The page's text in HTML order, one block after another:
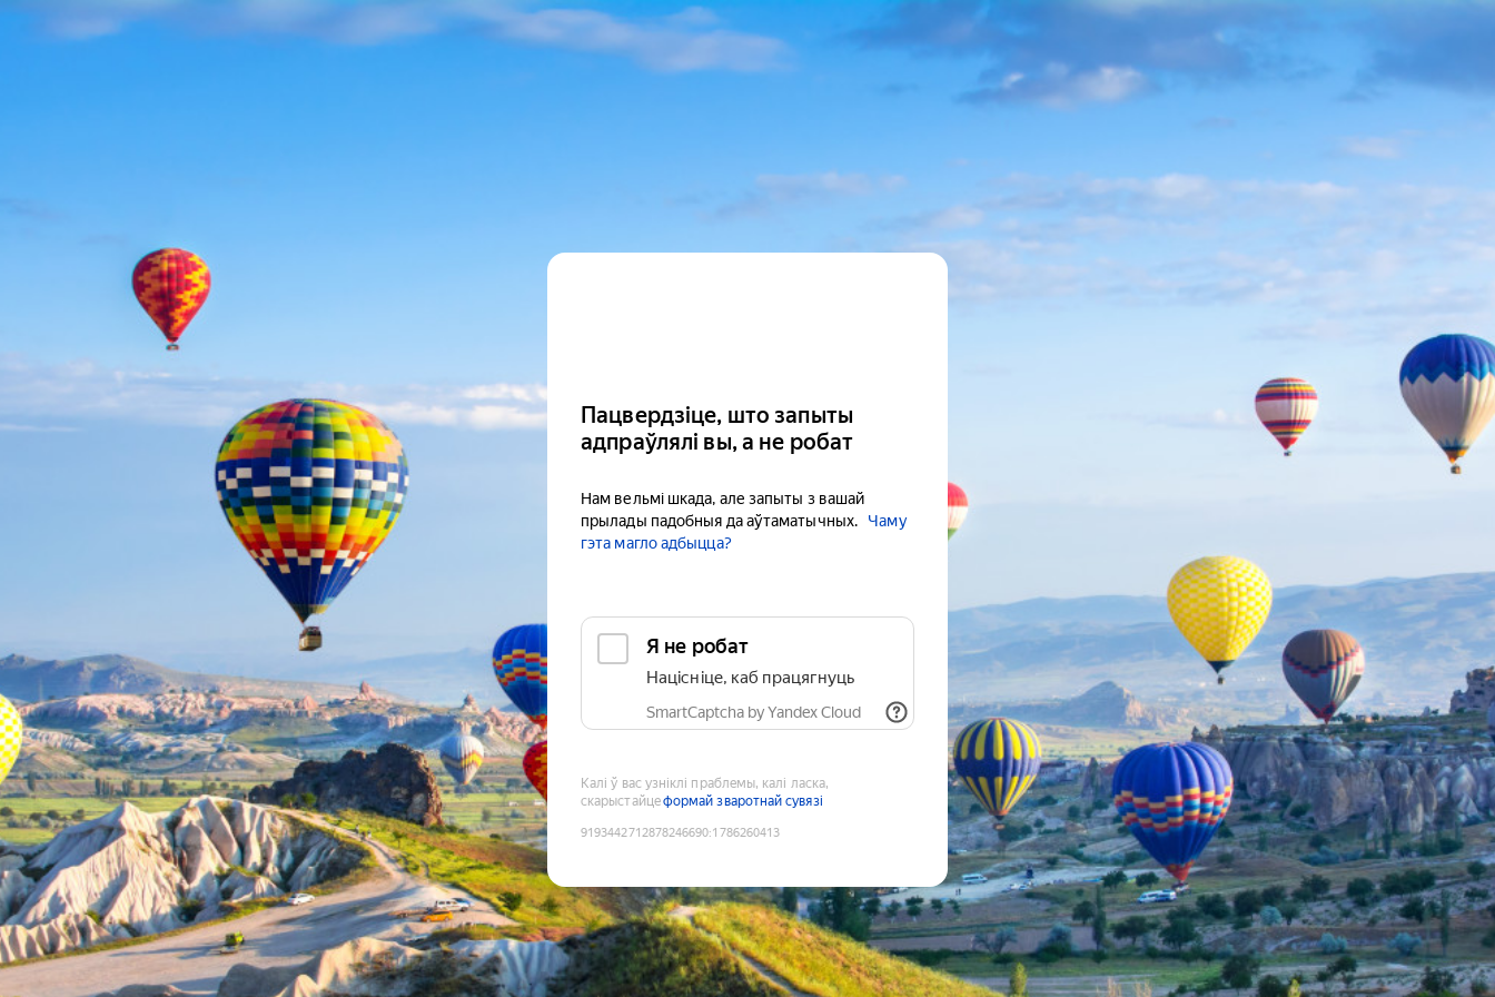
Пацвердзіце, што запыты
адпраўлялі вы, а не робат
Нам вельмі шкада, але запыты з вашай
прылады падобныя да аўтаматычных.
Чаму
гэта магло адбыцца?
Я не робат
Націсніце, каб працягнуць
SmartCaptcha by Yandex Cloud
Калі ў вас узніклі праблемы, калі ласка,
скарыстайцеформай зваротнай сувязі
9193442712878246690:1786260413